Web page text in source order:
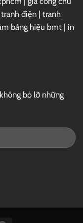
tranh điện | tranh
bảng hiệu bmt | in
bỏ lỡ những